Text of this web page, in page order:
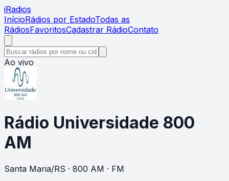
iRadios
InícioRádios por EstadoTodas as
RádiosFavoritosCadastrar RádioContato
Ao vivo
Rádio Universidade 800
AM
Santa Maria/RS · 800 AM · FM